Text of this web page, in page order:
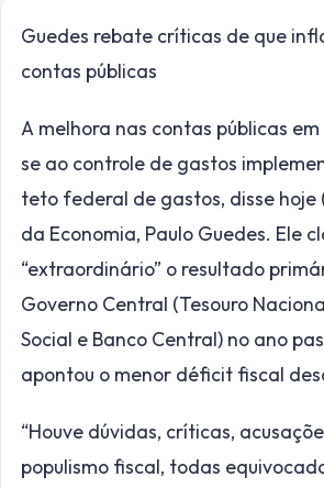
Guedes rebate críticas de que
contas públicas
A melhora nas contas públicas
se ao controle de gastos
teto federal de gastos, disse hoje
da Economia, Paulo Guedes. Ele
“extraordinário” o resultado
Governo Central (Tesouro
Social e Banco Central) no ano
apontou o menor déficit fiscal
“Houve dúvidas, críticas,
populismo fiscal, todas